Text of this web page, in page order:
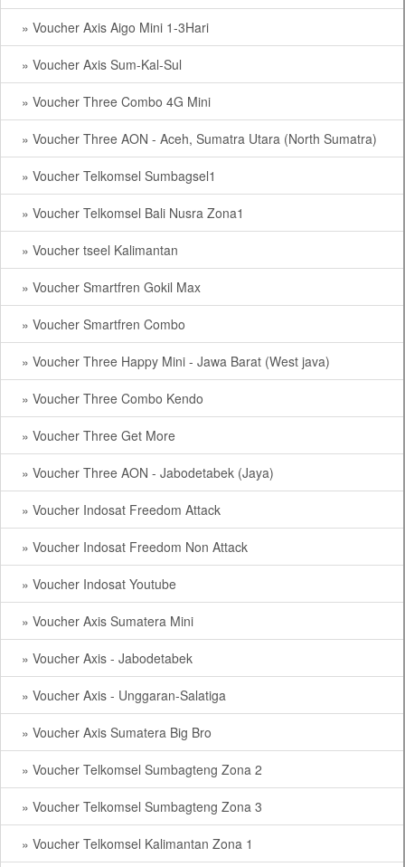
» Voucher Axis Aigo Mini 1-3Hari
» Voucher Axis Sum-Kal-Sul
» Voucher Three Combo 4G Mini
» Voucher Three AON - Aceh, Sumatra Utara (North Sumatra)
» Voucher Telkomsel Sumbagsel1
» Voucher Telkomsel Bali Nusra Zona1
» Voucher tseel Kalimantan
» Voucher Smartfren Gokil Max
» Voucher Smartfren Combo
» Voucher Three Happy Mini - Jawa Barat (West java)
» Voucher Three Combo Kendo
» Voucher Three Get More
» Voucher Three AON - Jabodetabek (Jaya)
» Voucher Indosat Freedom Attack
» Voucher Indosat Freedom Non Attack
» Voucher Indosat Youtube
» Voucher Axis Sumatera Mini
» Voucher Axis - Jabodetabek
» Voucher Axis - Unggaran-Salatiga
» Voucher Axis Sumatera Big Bro
» Voucher Telkomsel Sumbagteng Zona 2
» Voucher Telkomsel Sumbagteng Zona 3
» Voucher Telkomsel Kalimantan Zona 1